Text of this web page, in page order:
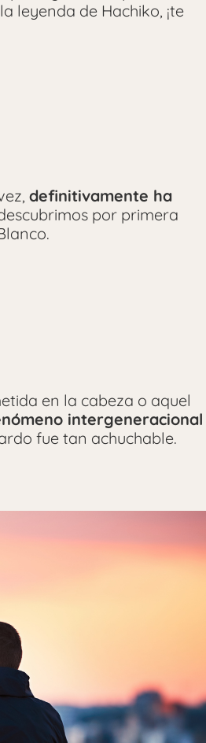
leyenda de Hachiko, ¡te
definitivamente ha
por primera
en la cabeza o aquel
intergeneracional
fue tan achuchable.